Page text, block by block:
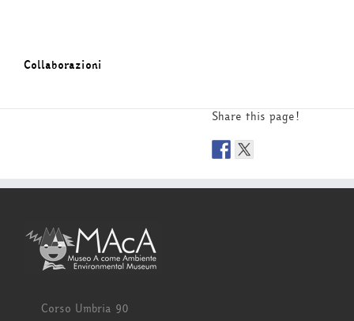
Collaborazioni
Share this page!
Corso Umbria 90